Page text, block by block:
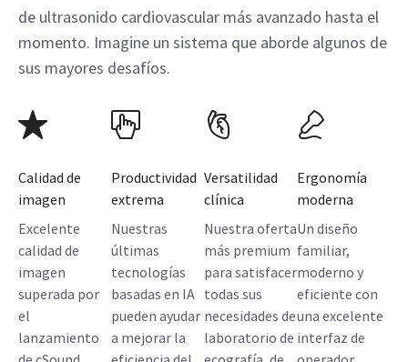
de ultrasonido cardiovascular más avanzado hasta el
momento. Imagine un sistema que aborde algunos de
sus mayores desafíos.
Calidad de
imagen
Excelente
calidad de
imagen
superada por
el
lanzamiento
Productividad
extrema
Nuestras
últimas
tecnologías
basadas en IA
pueden ayudar
a mejorar la
Versatilidad
clínica
Nuestra oferta
más premium
para satisfacer
todas sus
necesidades de
laboratorio de
Ergonomía
moderna
Un diseño
familiar,
moderno y
eficiente con
una excelente
interfaz de